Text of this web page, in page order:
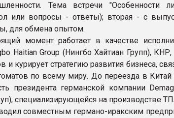
Тема встречи "Особенности
или вопросы - ответы); вторая - с
для обмена опытом.
момент работает в качестве
Haitian Group (Нингбо Хайтиан Групп), КНР,
и курирует стратегию развития бизнеса,
по всему миру. До переезда в
президента германской компании
специализирующейся на производстве
совместным германо-иракским